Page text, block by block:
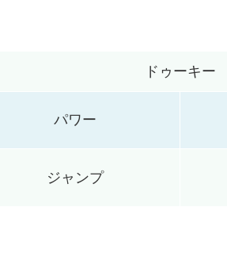
ドゥーキー
パワー
ジャンプ